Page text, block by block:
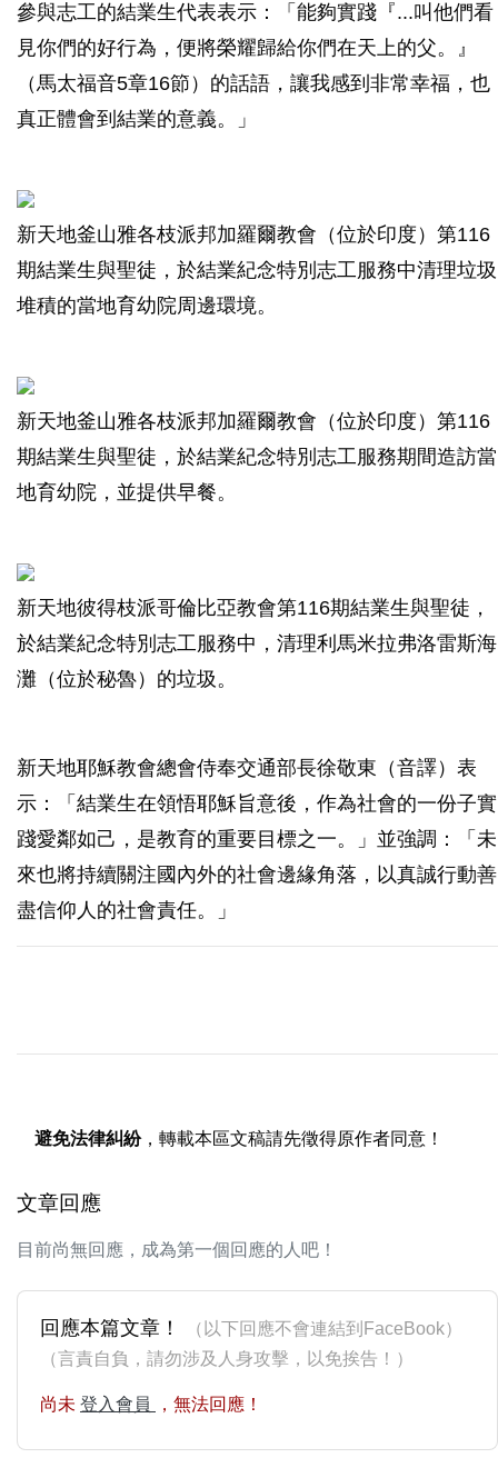
參與志工的結業生代表表示：「能夠實踐『...叫他們看
見你們的好行為，便將榮耀歸給你們在天上的父。』
（馬太福音5章16節）的話語，讓我感到非常幸福，也
真正體會到結業的意義。」
新天地釜山雅各枝派邦加羅爾教會（位於印度）第116
期結業生與聖徒，於結業紀念特別志工服務中清理垃圾
堆積的當地育幼院周邊環境。
新天地釜山雅各枝派邦加羅爾教會（位於印度）第116
期結業生與聖徒，於結業紀念特別志工服務期間造訪當
地育幼院，並提供早餐。
新天地彼得枝派哥倫比亞教會第116期結業生與聖徒，
於結業紀念特別志工服務中，清理利馬米拉弗洛雷斯海
灘（位於秘魯）的垃圾。
新天地耶穌教會總會侍奉交通部長徐敬東（音譯）表
示：「結業生在領悟耶穌旨意後，作為社會的一份子實
踐愛鄰如己，是教育的重要目標之一。」並強調：「未
來也將持續關注國內外的社會邊緣角落，以真誠行動善
盡信仰人的社會責任。」
避免法律糾紛，轉載本區文稿請先徵得原作者同意！
文章回應
目前尚無回應，成為第一個回應的人吧！
回應本篇文章！
（以下回應不會連結到FaceBook）
（言責自負，請勿涉及人身攻擊，以免挨告！）
尚未 登入會員 ，無法回應！